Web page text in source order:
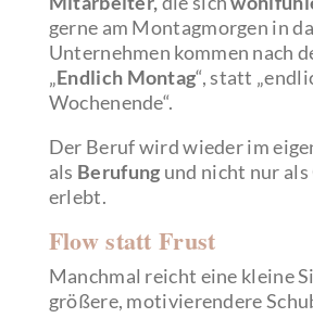
gerne am Montagmorgen in
Unternehmen kommen nach
„Endlich Montag“, statt
Wochenende“.
Der Beruf wird wieder im
als Berufung und nicht nur
erlebt.
Flow statt Frust
Manchmal reicht eine kleine
größere, motivierendere